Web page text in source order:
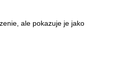
ale pokazuje je jako